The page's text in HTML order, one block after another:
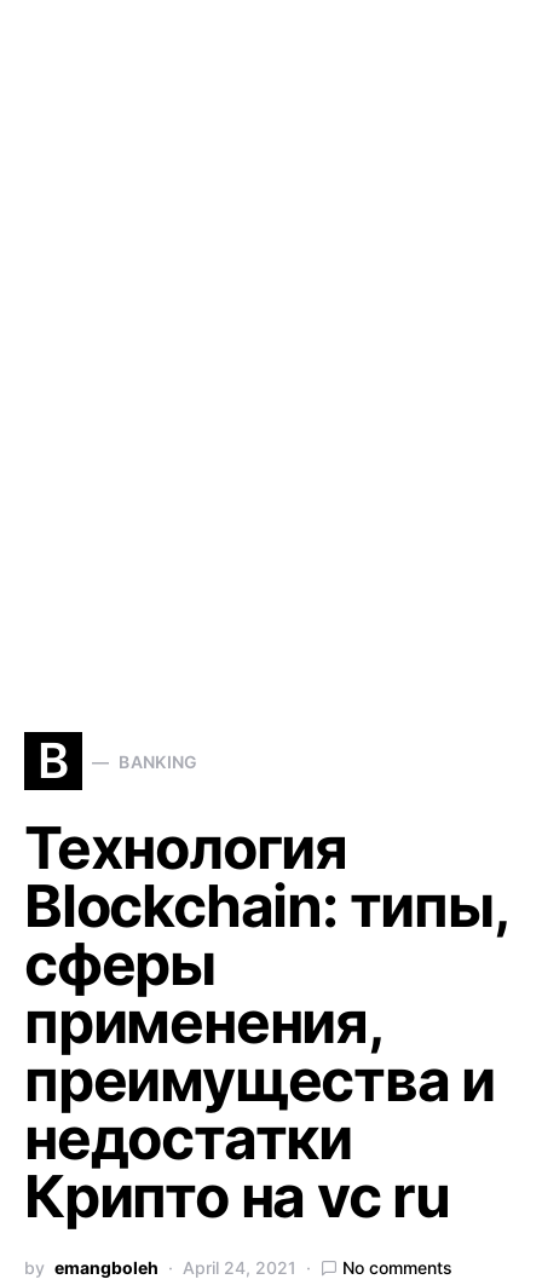
B BANKING
Технология
Blockchain: типы,
сферы
применения,
преимущества и
недостатки
Крипто на vc ru
by emangboleh April 24, 2021 No comments